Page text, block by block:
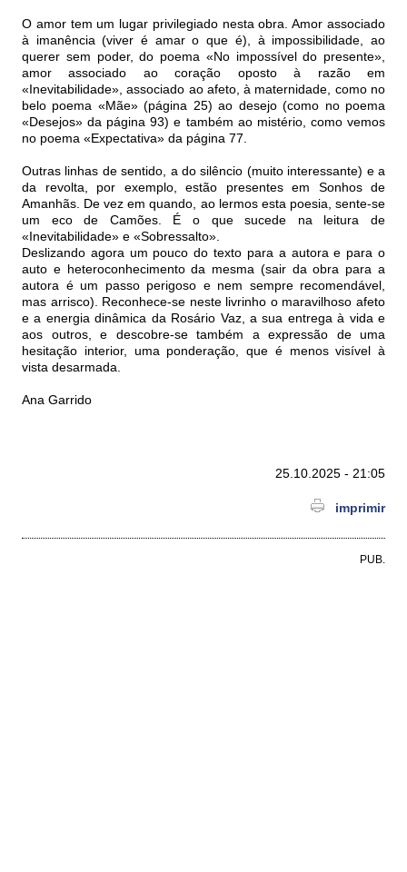
O amor tem um lugar privilegiado nesta obra. Amor associado
à imanência (viver é amar o que é), à impossibilidade, ao
querer sem poder, do poema «No impossível do presente»,
amor associado ao coração oposto à razão em
«Inevitabilidade», associado ao afeto, à maternidade, como no
belo poema «Mãe» (página 25) ao desejo (como no poema
«Desejos» da página 93) e também ao mistério, como vemos
no poema «Expectativa» da página 77.
Outras linhas de sentido, a do silêncio (muito interessante) e a
da revolta, por exemplo, estão presentes em Sonhos de
Amanhãs. De vez em quando, ao lermos esta poesia, sente-se
um eco de Camões. É o que sucede na leitura de
«Inevitabilidade» e «Sobressalto».
Deslizando agora um pouco do texto para a autora e para o
auto e heteroconhecimento da mesma (sair da obra para a
autora é um passo perigoso e nem sempre recomendável,
mas arrisco). Reconhece-se neste livrinho o maravilhoso afeto
e a energia dinâmica da Rosário Vaz, a sua entrega à vida e
aos outros, e descobre-se também a expressão de uma
hesitação interior, uma ponderação, que é menos visível à
vista desarmada.
Ana Garrido
25.10.2025 - 21:05
imprimir
PUB.